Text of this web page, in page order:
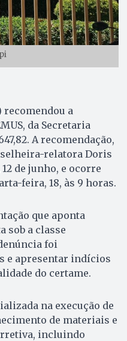
recomendou a
da Secretaria
A recomendação,
relatora Doris
de junho, e ocorre
feira, 18, às 9 horas.
que aponta
sob a classe
foi
e apresentar indícios
do certame.
na execução de
de materiais e
incluindo